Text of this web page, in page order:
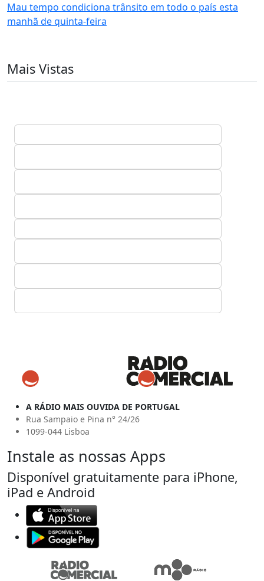
Mau tempo condiciona trânsito em todo o país esta
manhã de quinta-feira
Mais Vistas
A RÁDIO MAIS OUVIDA DE PORTUGAL
Rua Sampaio e Pina n° 24/26
1099-044 Lisboa
Instale as nossas Apps
Disponível gratuitamente para iPhone,
iPad e Android